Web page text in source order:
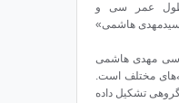
طول عمر سی و
سیدمهدی هاشمی»
مهدی هاشمی
مختلف است.
گروهی تشکیل داده